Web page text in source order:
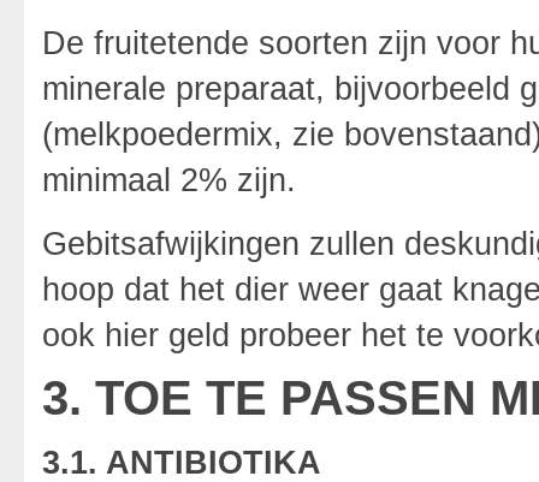
De fruitetende soorten zijn voor
minerale preparaat, bijvoorbeeld
(melkpoedermix, zie
minimaal 2% zijn.
Gebitsafwijkingen zullen
hoop dat het dier weer gaat
ook hier geld probeer het te
3. TOE TE PASSEN
3.1. ANTIBIOTIKA